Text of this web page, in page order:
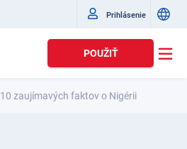
Prihlásenie
POUŽIŤ
10 zaujímavých faktov o Nigérii